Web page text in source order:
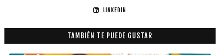
LINKEDIN
TAMBIÉN TE PUEDE GUSTAR